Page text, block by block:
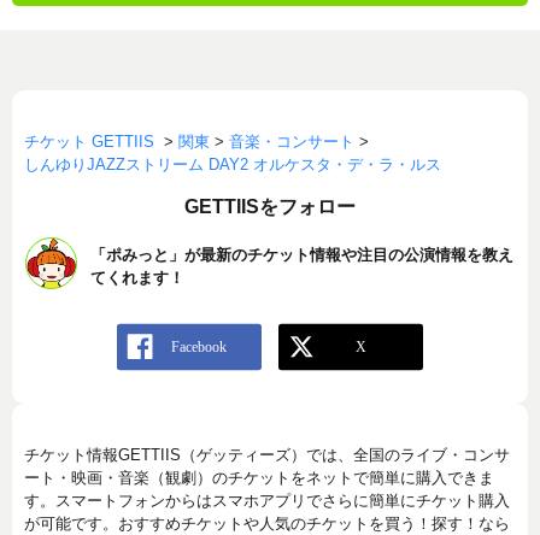
チケット GETTIIS > 関東 > 音楽・コンサート >
しんゆりJAZZストリーム DAY2 オルケスタ・デ・ラ・ルス
GETTIISをフォロー
「ポみっと」が最新のチケット情報や注目の公演情報を教え
てくれます！
チケット情報GETTIIS（ゲッティーズ）では、全国のライブ・コンサ
ート・映画・音楽（観劇）のチケットをネットで簡単に購入できま
す。スマートフォンからはスマホアプリでさらに簡単にチケット購入
が可能です。おすすめチケットや人気のチケットを買う！探す！なら